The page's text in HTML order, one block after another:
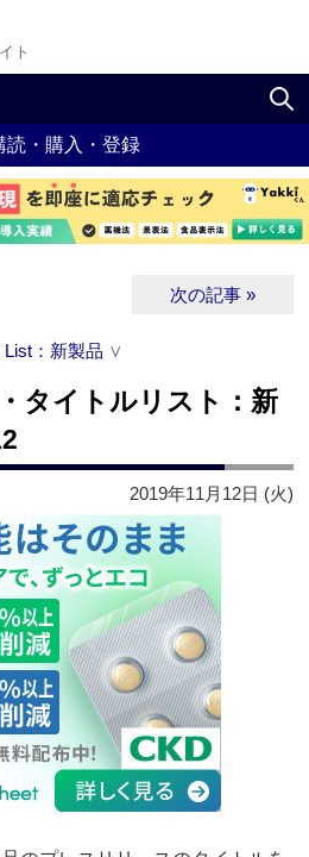
ト
読・購入・登録
次の記事 »
List：新製品 ∨
タイトルリスト：新
2019年11月12日 (火)